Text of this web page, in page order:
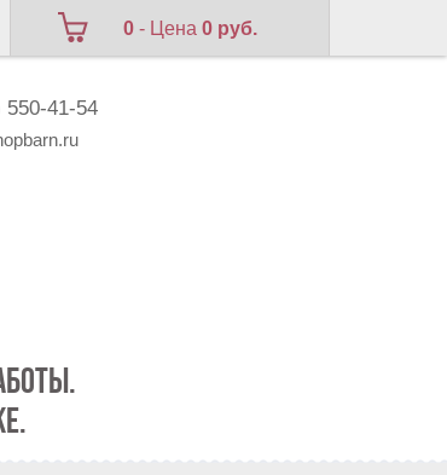
0 - Цена0 руб.
550-41-54